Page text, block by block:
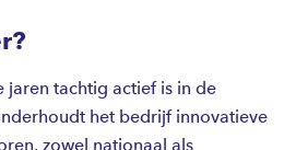
tachtig actief is in de
het bedrijf innovatieve
zowel nationaal als